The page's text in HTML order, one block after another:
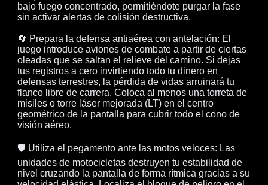
bajo fuego concentrado, permitiéndote purgar la fase
sin activar alertas de colisión destructiva.
🔄 Prepara la defensa antiaérea con antelación: El
juego introduce aviones de combate a partir de ciertas
oleadas que se saltan el relieve del camino. Si dejas
tus registros a cero invirtiendo todo tu dinero en
defensas terrestres, la pérdida de vidas arruinará tu
flanco libre de carrera. Coloca al menos una torreta de
misiles o torre láser mejorada (LT) en el centro
geométrico de la pantalla para cubrir todo el cono de
visión aéreo.
🛡️ Utiliza el pegamento ante las motos veloces: Las
unidades de motocicletas destruyen tu estabilidad de
nivel cruzando la pantalla de forma rítmica gracias a su